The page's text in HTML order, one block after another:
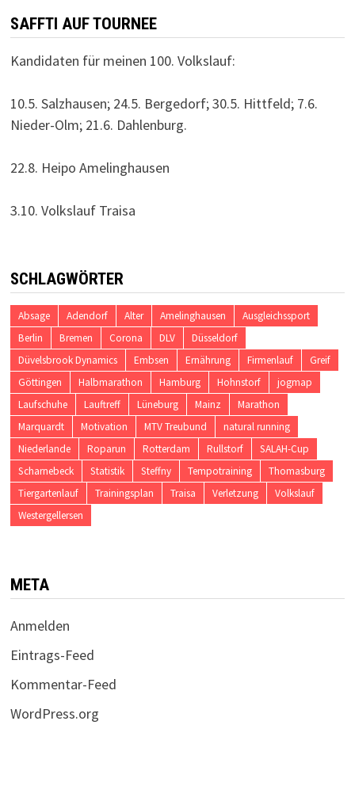
SAFFTI AUF TOURNEE
Kandidaten für meinen 100. Volkslauf:
10.5. Salzhausen; 24.5. Bergedorf; 30.5. Hittfeld; 7.6.
Nieder-Olm; 21.6. Dahlenburg.
22.8. Heipo Amelinghausen
3.10. Volkslauf Traisa
SCHLAGWÖRTER
Absage Adendorf Alter Amelinghausen
Ausgleichssport
Berlin
Bremen Corona DLV
Düsseldorf
Düvelsbrook Dynamics
Embsen Ernährung Firmenlauf
Greif
Göttingen
Halbmarathon Hamburg Hohnstorf
jogmap
Laufschuhe
Lauftreff Lüneburg Mainz
Marathon
Marquardt
Motivation MTV Treubund
natural running
Niederlande
Roparun Rotterdam Rullstorf
SALAH-Cup
Scharnebeck
Statistik Steffny Tempotraining
Thomasburg
Tiergartenlauf
Trainingsplan Traisa Verletzung
Volkslauf
Westergellersen
META
Anmelden
Eintrags-Feed
Kommentar-Feed
WordPress.org